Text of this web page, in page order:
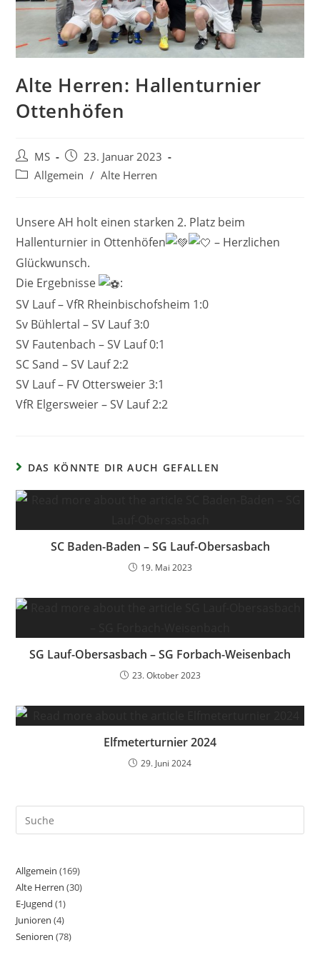
Alte Herren: Hallenturnier
Ottenhöfen
MS
23. Januar 2023
Allgemein / Alte Herren
Unsere AH holt einen starken 2. Platz beim
Hallenturnier in Ottenhöfen
– Herzlichen
Glückwunsch.
Die Ergebnisse
:
SV Lauf – VfR Rheinbischofsheim 1:0
Sv Bühlertal – SV Lauf 3:0
SV Fautenbach – SV Lauf 0:1
SC Sand – SV Lauf 2:2
SV Lauf – FV Ottersweier 3:1
VfR Elgersweier – SV Lauf 2:2
DAS KÖNNTE DIR AUCH GEFALLEN
SC Baden-Baden – SG Lauf-Obersasbach
19. Mai 2023
SG Lauf-Obersasbach – SG Forbach-Weisenbach
23. Oktober 2023
Elfmeterturnier 2024
29. Juni 2024
Allgemein (169)
Alte Herren (30)
E-Jugend (1)
Junioren (4)
Senioren (78)